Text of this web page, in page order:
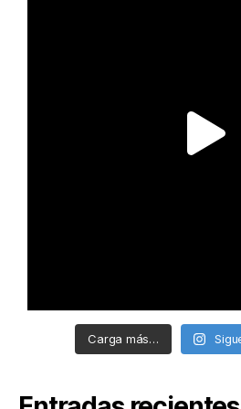
Carga más…